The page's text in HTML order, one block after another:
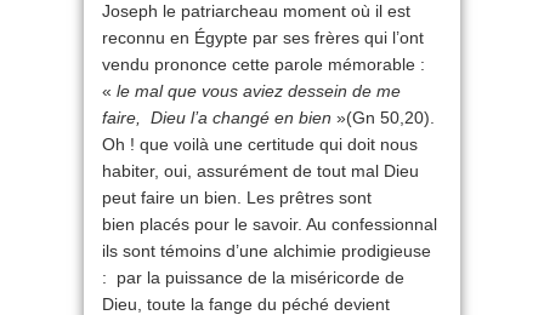
Joseph le patriarcheau moment où il est
reconnu en Égypte par ses frères qui l’ont
vendu prononce cette parole mémorable :
« le mal que vous aviez dessein de me
faire, Dieu l’a changé en bien »(Gn 50,20).
Oh ! que voilà une certitude qui doit nous
habiter, oui, assurément de tout mal Dieu
peut faire un bien. Les prêtres sont
bien placés pour le savoir. Au confessionnal
ils sont témoins d’une alchimie prodigieuse
: par la puissance de la miséricorde de
Dieu, toute la fange du péché devient